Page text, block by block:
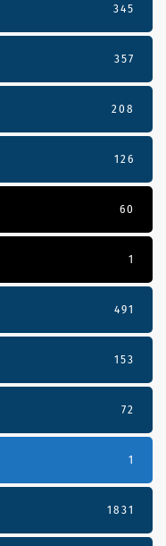
345
357
208
126
60
1
491
153
72
1
1831